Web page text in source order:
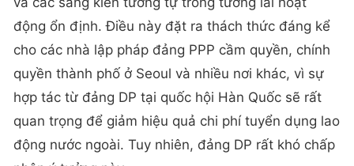
động ổn định. Điều này đặt ra thách thức đáng kể
cho các nhà lập pháp đảng PPP cầm quyền, chính
quyền thành phố ở Seoul và nhiều nơi khác, vì sự
hợp tác từ đảng DP tại quốc hội Hàn Quốc sẽ rất
quan trọng để giảm hiệu quả chi phí tuyển dụng lao
động nước ngoài. Tuy nhiên, đảng DP rất khó chấp